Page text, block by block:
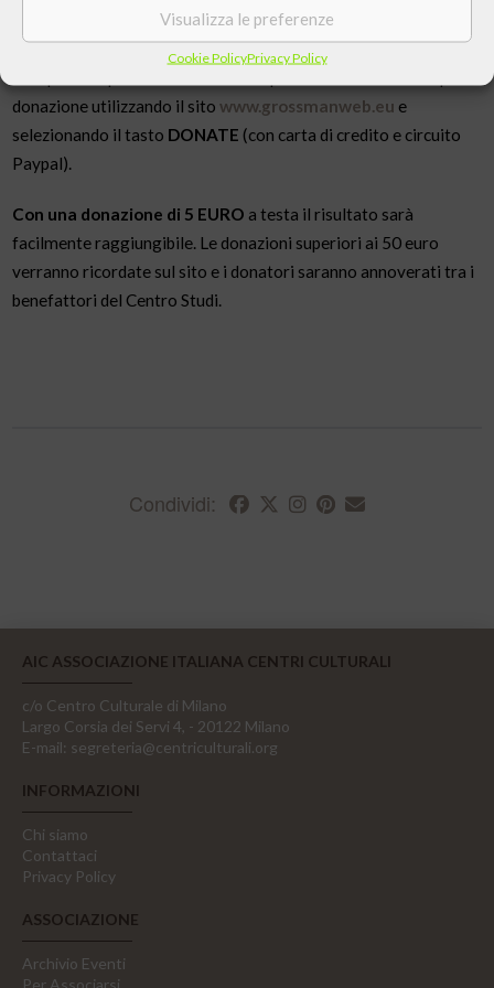
Visualizza le preferenze
Cookie PolicyPrivacy Policy
fondamentale per la comprensione dell’oggi.
donazione utilizzando il sito www.grossmanweb.eu e
selezionando il tasto DONATE (con carta di credito e circuito
Paypal).
Con una donazione di 5 EURO a testa il risultato sarà
facilmente raggiungibile. Le donazioni superiori ai 50 euro
verranno ricordate sul sito e i donatori saranno annoverati tra i
benefattori del Centro Studi.
Condividi:
AIC ASSOCIAZIONE ITALIANA CENTRI CULTURALI
c/o Centro Culturale di Milano
Largo Corsia dei Servi 4, - 20122 Milano
E-mail: segreteria@centriculturali.org
INFORMAZIONI
Chi siamo
Contattaci
Privacy Policy
ASSOCIAZIONE
Archivio Eventi